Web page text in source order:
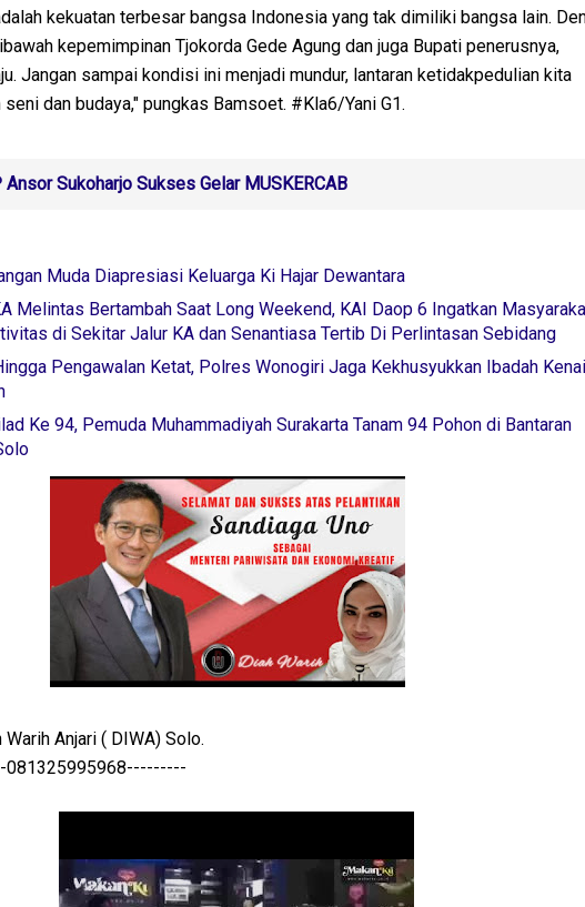
kekuatan terbesar bangsa Indonesia yang tak dimiliki bangsa lain.
kepemimpinan Tjokorda Gede Agung dan juga Bupati penerusnya,
Jangan sampai kondisi ini menjadi mundur, lantaran ketidakpedulian kita
dan budaya," pungkas Bamsoet. #Kla6/Yani G1.
Ansor Sukoharjo Sukses Gelar MUSKERCAB
Muda Diapresiasi Keluarga Ki Hajar Dewantara
Melintas Bertambah Saat Long Weekend, KAI Daop 6 Ingatkan
di Sekitar Jalur KA dan Senantiasa Tertib Di Perlintasan Sebidang
Pengawalan Ketat, Polres Wonogiri Jaga Kekhusyukkan Ibadah
Ke 94, Pemuda Muhammadiyah Surakarta Tanam 94 Pohon di Bantaran
Anjari ( DIWA) Solo.